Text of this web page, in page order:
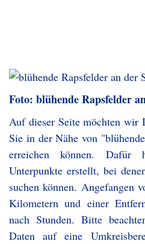
Foto: blühende Rapsfelder
Auf dieser Seite möchten wir
Sie in der Nähe von
erreichen können. Dafür
Unterpunkte erstellt, bei
suchen können. Angefangen
Kilometern und einer
nach Stunden. Bitte
Daten auf eine